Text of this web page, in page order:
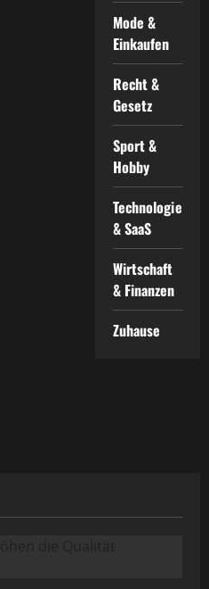
Mode &
Einkaufen
Recht &
Gesetz
Sport &
Hobby
Technologie
& SaaS
Wirtschaft
& Finanzen
Zuhause